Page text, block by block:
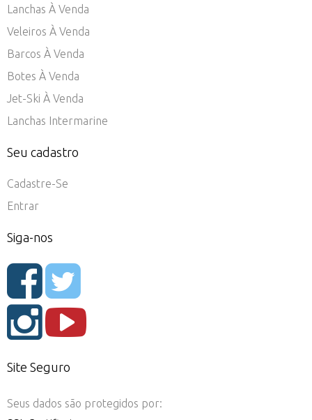
Lanchas À Venda
Veleiros À Venda
Barcos À Venda
Botes À Venda
Jet-Ski À Venda
Lanchas Intermarine
Seu cadastro
Cadastre-Se
Entrar
Siga-nos
Site Seguro
Seus dados são protegidos por: